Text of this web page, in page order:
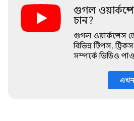
গুগল
চান?
গুগল ওয়ার্কস্পেস
বিভিন্ন টিপস,
সম্পর্কে ভিডিও